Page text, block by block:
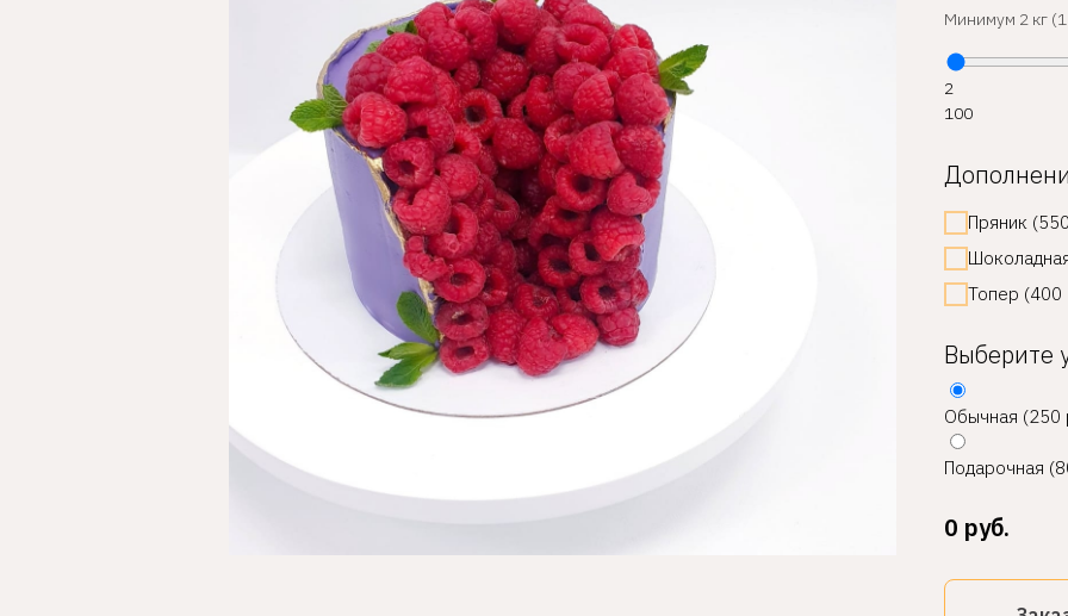
Минимум 2 кг
2
100
Пряник
Топер (400
Выберите
Обычная (250
Подарочная
0 руб.